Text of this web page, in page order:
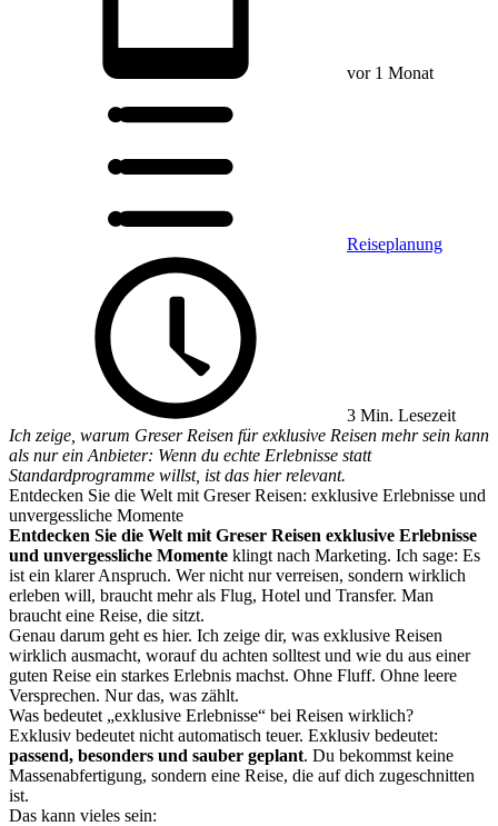
vor 1 Monat
Reiseplanung
3 Min. Lesezeit
Ich zeige, warum Greser Reisen für exklusive Reisen mehr sein kann
als nur ein Anbieter: Wenn du echte Erlebnisse statt
Standardprogramme willst, ist das hier relevant.
Entdecken Sie die Welt mit Greser Reisen: exklusive Erlebnisse und
unvergessliche Momente
Entdecken Sie die Welt mit Greser Reisen exklusive Erlebnisse
und unvergessliche Momente klingt nach Marketing. Ich sage: Es
ist ein klarer Anspruch. Wer nicht nur verreisen, sondern wirklich
erleben will, braucht mehr als Flug, Hotel und Transfer. Man
braucht eine Reise, die sitzt.
Genau darum geht es hier. Ich zeige dir, was exklusive Reisen
wirklich ausmacht, worauf du achten solltest und wie du aus einer
guten Reise ein starkes Erlebnis machst. Ohne Fluff. Ohne leere
Versprechen. Nur das, was zählt.
Was bedeutet „exklusive Erlebnisse“ bei Reisen wirklich?
Exklusiv bedeutet nicht automatisch teuer. Exklusiv bedeutet:
passend, besonders und sauber geplant. Du bekommst keine
Massenabfertigung, sondern eine Reise, die auf dich zugeschnitten
ist.
Das kann vieles sein: